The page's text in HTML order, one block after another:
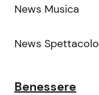
News Musica
News Spettacolo
Benessere